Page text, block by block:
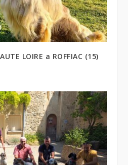
LOIRE a ROFFIAC (15)